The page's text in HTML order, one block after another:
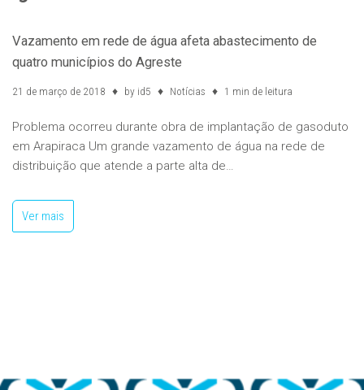
Vazamento em rede de água afeta abastecimento de
quatro municípios do Agreste
21 de março de 2018 by id5 Notícias 1 min de leitura
Problema ocorreu durante obra de implantação de gasoduto
em Arapiraca Um grande vazamento de água na rede de
distribuição que atende a parte alta de…
Ver mais